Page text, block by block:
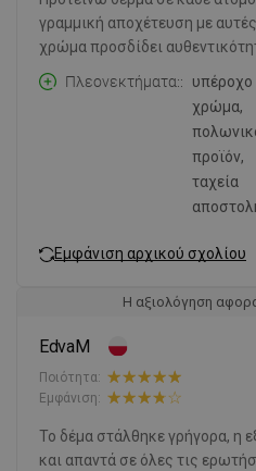
γραμμική αποχέτευση με
χρώμα προσδίδει
Πλεονεκτήματα:
υπέροχο
χρώμα,
προϊόν,
ταχεία
Εμφάνιση αρχικού σχολίου
Η αξιολόγηση
EdvaM
Ποιότητα:
Εμφάνιση:
Το δέμα στάλθηκε γρήγορα, η
και απαντά σε όλες τις